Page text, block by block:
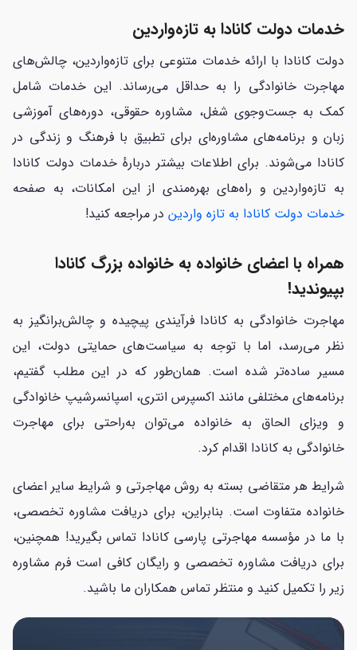
خدمات دولت کانادا به تازه‌واردین
دولت کانادا با ارائه خدمات متنوعی برای تازه‌واردین، چالش‌های
مهاجرت خانوادگی را به حداقل می‌رساند. این خدمات شامل
کمک به جست‌وجوی شغل، مشاوره حقوقی، دوره‌های آموزشی
زبان و برنامه‌های مشاوره‌ای برای تطبیق با فرهنگ و زندگی در
کانادا می‌شوند. برای اطلاعات بیشتر دربارهٔ خدمات دولت کانادا
به تازه‌واردین و راه‌های بهره‌مندی از این امکانات، به صفحه
خدمات دولت کانادا به تازه واردین در مراجعه کنید!
همراه با اعضای خانواده به خانواده بزرگ کانادا
بپیوندید!
مهاجرت خانوادگی به کانادا فرآیندی پیچیده و چالش‌برانگیز به
نظر می‌رسد، اما با توجه به سیاست‌های حمایتی دولت، این
مسیر ساده‌تر شده است. همان‌طور که در این مطلب گفتیم،
برنامه‌های مختلفی مانند اکسپرس انتری، اسپانسرشیپ خانوادگی
و ویزای الحاق به خانواده می‌توان به‌راحتی برای مهاجرت
خانوادگی به کانادا اقدام کرد.
شرایط هر متقاضی بسته به روش مهاجرتی و شرایط سایر اعضای
خانواده متفاوت است. بنابراین، برای دریافت مشاوره تخصصی،
با ما در مؤسسه مهاجرتی پارسی کانادا تماس بگیرید! همچنین،
برای دریافت مشاوره تخصصی و رایگان کافی است فرم مشاوره
زیر را تکمیل کنید و منتظر تماس همکاران ما باشید.